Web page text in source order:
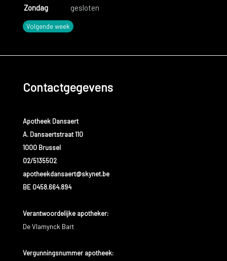
Zondag
gesloten
Volgende week
Contactgegevens
Apotheek Dansaert
A. Dansaertstraat 110
1000 Brussel
02/5135502
apotheekdansaert@skynet.be
BE 0458.664.894
Verantwoordelijke apotheker:
De Vlamynck Bart
Vergunningsnummer apotheek: